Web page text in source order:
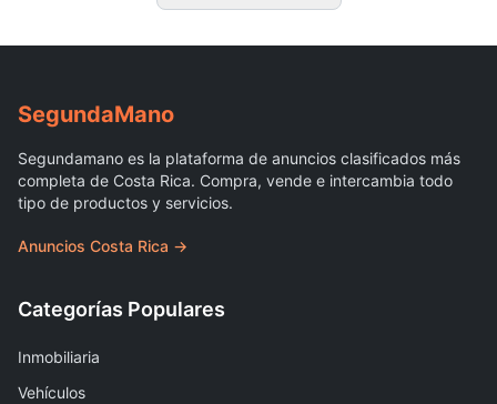
SegundaMano
Segundamano es la plataforma de anuncios clasificados más
completa de Costa Rica. Compra, vende e intercambia todo
tipo de productos y servicios.
Anuncios Costa Rica →
Categorías Populares
Inmobiliaria
Vehículos